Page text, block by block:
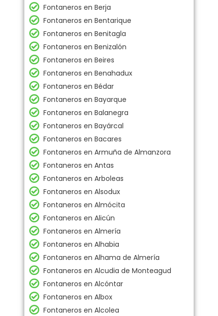
Fontaneros en Berja
Fontaneros en Bentarique
Fontaneros en Benitagla
Fontaneros en Benizalón
Fontaneros en Beires
Fontaneros en Benahadux
Fontaneros en Bédar
Fontaneros en Bayarque
Fontaneros en Balanegra
Fontaneros en Bayárcal
Fontaneros en Bacares
Fontaneros en Armuña de Almanzora
Fontaneros en Antas
Fontaneros en Arboleas
Fontaneros en Alsodux
Fontaneros en Almócita
Fontaneros en Alicún
Fontaneros en Almería
Fontaneros en Alhabia
Fontaneros en Alhama de Almería
Fontaneros en Alcudia de Monteagud
Fontaneros en Alcóntar
Fontaneros en Albox
Fontaneros en Alcolea